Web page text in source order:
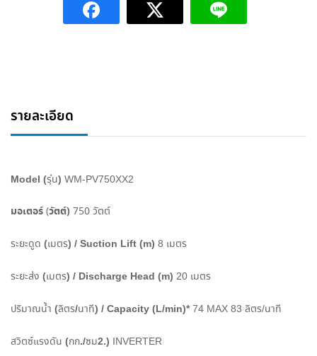
รายละเอียด
Model (รุ่น) WM-PV750XX2
มอเตอร์ (วัตต์) 750 วัตต์
ระยะดูด (เมตร) / Suction Lift (m) 8 เมตร
ระยะส่ง (เมตร) / Discharge Head (m) 20 เมตร
ปริมาณน้ำ (ลิตร/นาที) / Capacity (L/min)*74 MAX 83 ลิตร/นาที
สวิตซ์แรงดัน (กก./ซม2.) INVERTER